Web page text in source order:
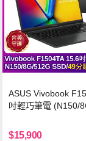
ASUS Vivobook
吋輕巧筆電 (N150/
$15,900